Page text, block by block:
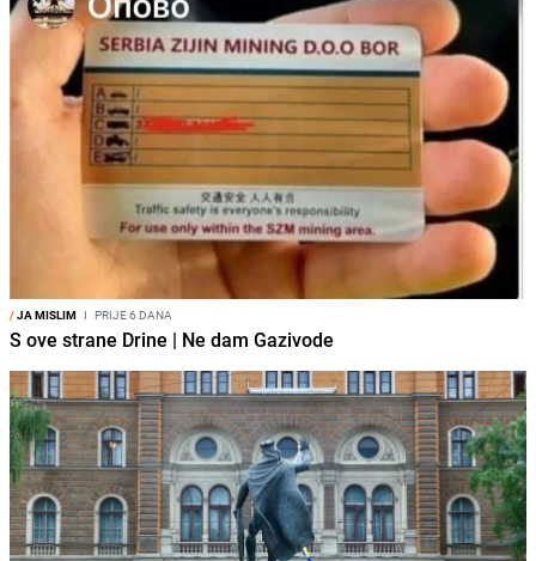
/JA MISLIM I PRIJE 6 DANA
S ove strane Drine | Ne dam Gazivode